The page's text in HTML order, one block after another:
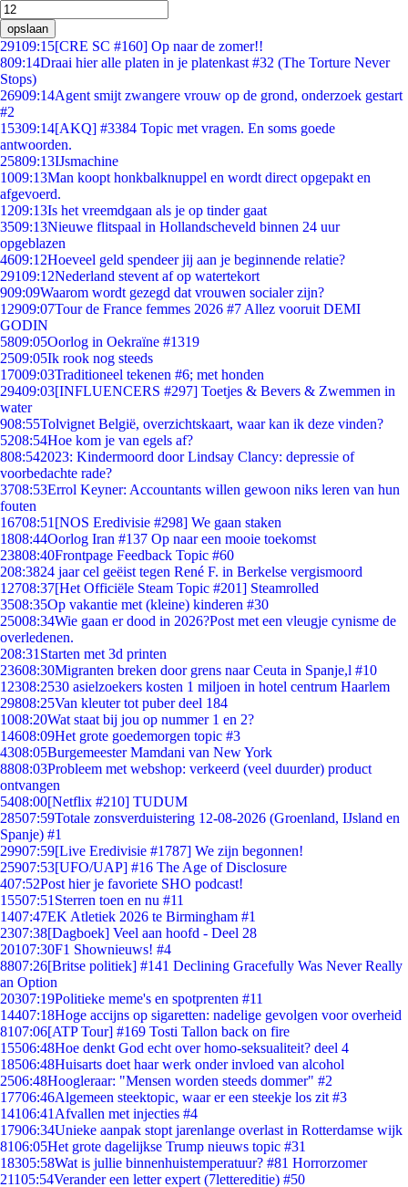
opslaan
29109:15[CRE SC #160] Op naar de zomer!!
809:14Draai hier alle platen in je platenkast #32 (The Torture Never
Stops)
26909:14Agent smijt zwangere vrouw op de grond, onderzoek gestart
#2
15309:14[AKQ] #3384 Topic met vragen. En soms goede
antwoorden.
25809:13IJsmachine
1009:13Man koopt honkbalknuppel en wordt direct opgepakt en
afgevoerd.
1209:13Is het vreemdgaan als je op tinder gaat
3509:13Nieuwe flitspaal in Hollandscheveld binnen 24 uur
opgeblazen
4609:12Hoeveel geld spendeer jij aan je beginnende relatie?
29109:12Nederland stevent af op watertekort
909:09Waarom wordt gezegd dat vrouwen socialer zijn?
12909:07Tour de France femmes 2026 #7 Allez vooruit DEMI
GODIN
5809:05Oorlog in Oekraïne #1319
2509:05Ik rook nog steeds
17009:03Traditioneel tekenen #6; met honden
29409:03[INFLUENCERS #297] Toetjes & Bevers & Zwemmen in
water
908:55Tolvignet België, overzichtskaart, waar kan ik deze vinden?
5208:54Hoe kom je van egels af?
808:542023: Kindermoord door Lindsay Clancy: depressie of
voorbedachte rade?
3708:53Errol Keyner: Accountants willen gewoon niks leren van hun
fouten
16708:51 [NOS Eredivisie #298] We gaan staken
1808:44Oorlog Iran #137 Op naar een mooie toekomst
23808:40Frontpage Feedback Topic #60
208:3824 jaar cel geëist tegen René F. in Berkelse vergismoord
12708:37[Het Officiële Steam Topic #201] Steamrolled
3508:35Op vakantie met (kleine) kinderen #30
25008:34Wie gaan er dood in 2026?Post met een vleugje cynisme de
overledenen.
208:31 Starten met 3d printen
23608:30Migranten breken door grens naar Ceuta in Spanje,l #10
12308:2530 asielzoekers kosten 1 miljoen in hotel centrum Haarlem
29808:25Van kleuter tot puber deel 184
1008:20Wat staat bij jou op nummer 1 en 2?
14608:09Het grote goedemorgen topic #3
4308:05Burgemeester Mamdani van New York
8808:03Probleem met webshop: verkeerd (veel duurder) product
ontvangen
5408:00[Netflix #210] TUDUM
28507:59Totale zonsverduistering 12-08-2026 (Groenland, IJsland en
Spanje) #1
29907:59[Live Eredivisie #1787] We zijn begonnen!
25907:53[UFO/UAP] #16 The Age of Disclosure
407:52Post hier je favoriete SHO podcast!
15507:51 Sterren toen en nu #11
1407:47EK Atletiek 2026 te Birmingham #1
2307:38[Dagboek] Veel aan hoofd - Deel 28
20107:30F1 Shownieuws! #4
8807:26[Britse politiek] #141 Declining Gracefully Was Never Really
an Option
20307:19Politieke meme's en spotprenten #11
14407:18Hoge accijns op sigaretten: nadelige gevolgen voor overheid
8107:06[ATP Tour] #169 Tosti Tallon back on fire
15506:48Hoe denkt God echt over homo-seksualiteit? deel 4
18506:48Huisarts doet haar werk onder invloed van alcohol
2506:48Hoogleraar: "Mensen worden steeds dommer" #2
17706:46Algemeen steektopic, waar er een steekje los zit #3
14106:41 Afvallen met injecties #4
17906:34Unieke aanpak stopt jarenlange overlast in Rotterdamse wijk
8106:05Het grote dagelijkse Trump nieuws topic #31
18305:58Wat is jullie binnenhuistemperatuur? #81 Horrorzomer
21105:54Verander een letter expert (7lettereditie) #50